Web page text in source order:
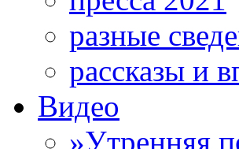
разные
рассказы и
Видео
»Утренняя